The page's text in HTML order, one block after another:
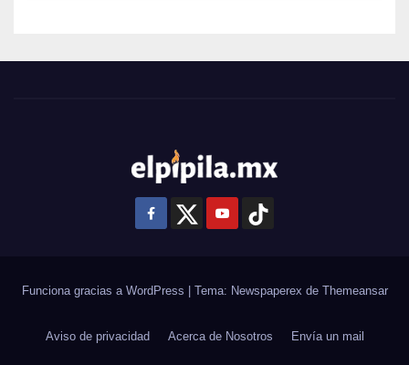
Funciona gracias a WordPress Tema: Newspaperex de Themeansar
Aviso de privacidad Acerca de Nosotros Envía un mail